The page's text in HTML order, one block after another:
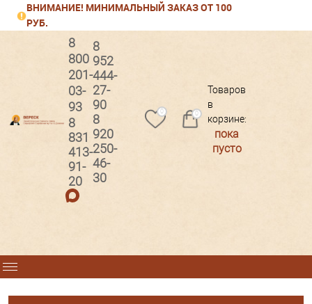
ВНИМАНИЕ! МИНИМАЛЬНЫЙ ЗАКАЗ ОТ 100
РУБ.
Регистрация
8
800
201-
03-
93
8
831
413-
91-
20
8
952
444-
27-
90
8
920
250-
46-
30
0 0
Товаров
в
корзине:
пока
пусто